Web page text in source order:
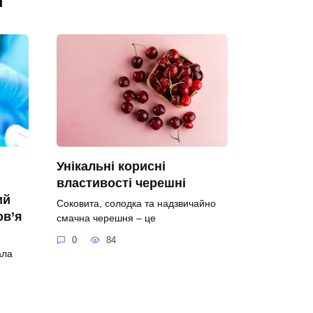
Унікальні корисні
властивості черешні
Соковита, солодка та надзвичайно
смачна черешня – це
0 84